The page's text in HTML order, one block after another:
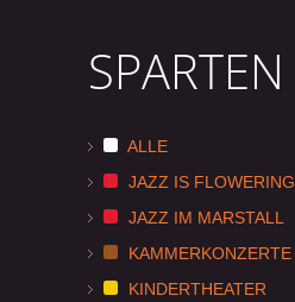
SPARTEN
ALLE
JAZZ IS FLOWERING
JAZZ IM MARSTALL
KAMMERKONZERTE
KINDERTHEATER